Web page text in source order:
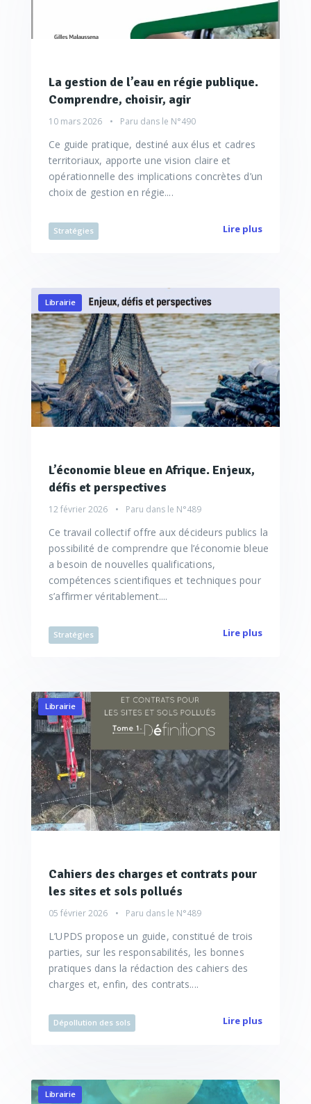
La gestion de l’eau en régie publique.
Comprendre, choisir, agir
10 mars 2026 Paru dans le N°490
Ce guide pratique, destiné aux élus et cadres
territoriaux, apporte une vision claire et
opérationnelle des implications concrètes d’un
choix de gestion en régie....
Stratégies Lire plus
Librairie
L’économie bleue en Afrique. Enjeux,
défis et perspectives
12 février 2026 Paru dans le N°489
Ce travail collectif offre aux décideurs publics la
possibilité de comprendre que l’économie bleue
a besoin de nouvelles qualifications,
compétences scientifiques et techniques pour
s’affirmer véritablement....
Stratégies Lire plus
Librairie
Cahiers des charges et contrats pour
les sites et sols pollués
05 février 2026 Paru dans le N°489
L’UPDS propose un guide, constitué de trois
parties, sur les responsabilités, les bonnes
pratiques dans la rédaction des cahiers des
charges et, enfin, des contrats....
Dépollution des sols Lire plus
Librairie